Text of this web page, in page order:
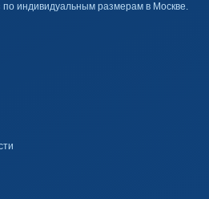
по индивидуальным размерам в Москве.